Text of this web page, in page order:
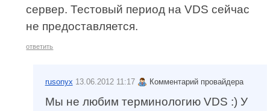
сервер. Тестовый период на VDS сейчас
не предоставляется.
ответить
rusonyx 13.06.2012 11:17 Комментарий провайдера
Мы не любим терминологию VDS :) У